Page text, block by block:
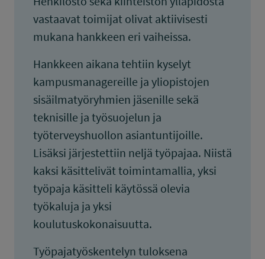
vastaavat toimijat olivat aktiivisesti
mukana hankkeen eri vaiheissa.
Hankkeen aikana tehtiin kyselyt
kampusmanagereille ja yliopistojen
sisäilmatyöryhmien jäsenille sekä
teknisille ja työsuojelun ja
työterveyshuollon asiantuntijoille.
Lisäksi järjestettiin neljä työpajaa. Niistä
kaksi käsittelivät toimintamallia, yksi
työpaja käsitteli käytössä olevia
työkaluja ja yksi
koulutuskokonaisuutta.
Työpajatyöskentelyn tuloksena